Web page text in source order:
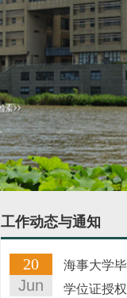
工作动态与通知
20
Jun
海事大学
学位证授